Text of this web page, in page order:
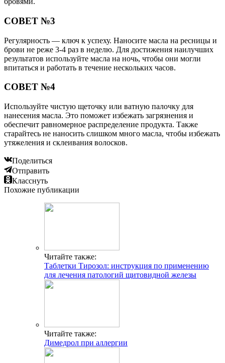
СОВЕТ №3
Регулярность — ключ к успеху. Наносите масла на ресницы и
брови не реже 3-4 раз в неделю. Для достижения наилучших
результатов используйте масла на ночь, чтобы они могли
впитаться и работать в течение нескольких часов.
СОВЕТ №4
Используйте чистую щеточку или ватную палочку для
нанесения масла. Это поможет избежать загрязнения и
обеспечит равномерное распределение продукта. Также
старайтесь не наносить слишком много масла, чтобы избежать
утяжеления и склеивания волосков.
Поделиться
Отправить
Класснуть
Похожие публикации
Читайте также:
Таблетки Тирозол: инструкция по применению
для лечения патологий щитовидной железы
Читайте также:
Димедрол при аллергии